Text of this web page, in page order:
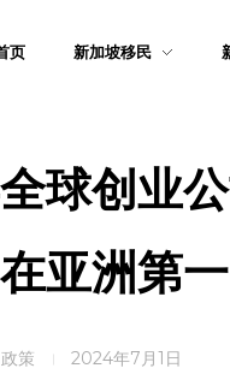
页 新加坡移民
球创业
亚洲第一
2024年7月1日
政策